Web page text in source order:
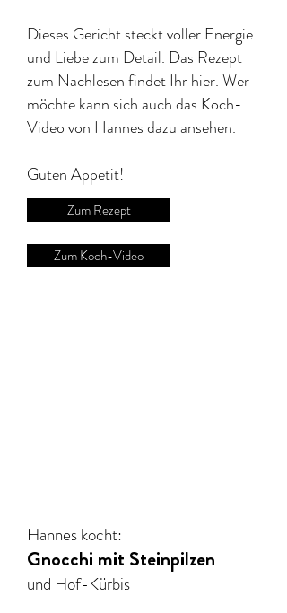
Dieses Gericht steckt voller Energie
und Liebe zum Detail. Das Rezept
zum Nachlesen findet Ihr hier. Wer
möchte kann sich auch das Koch-
Video von Hannes dazu ansehen.​
Guten Appetit!
Zum Rezept
Zum Koch-Video
Hannes kocht:
Gnocchi mit Steinpilzen
und Hof-Kürbis